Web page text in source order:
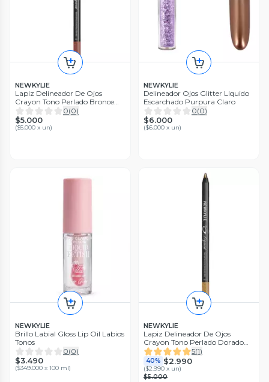
NEWKYLIE
Lapiz Delineador De Ojos
Crayon Tono Perlado Bronce
Rojizo
0(0)
$5.000
($5.000 x un)
NEWKYLIE
Delineador Ojos Glitter Liquido
Escarchado Purpura Claro
0(0)
$6.000
($6.000 x un)
NEWKYLIE
Brillo Labial Gloss Lip Oil Labios
Tonos
0(0)
$3.490
($349.000 x 100 ml)
NEWKYLIE
Lapiz Delineador De Ojos
Crayon Tono Perlado Dorado
Pearl
5(1)
40% $2.990
($2.990 x un)
$5.000